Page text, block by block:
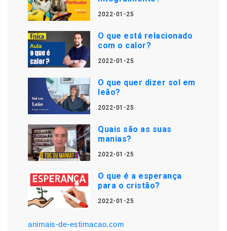
2022-01-25
O que está relacionado
com o calor?
2022-01-25
O que quer dizer sol em
leão?
2022-01-25
Quais são as suas
manias?
2022-01-25
O que é a esperança
para o cristão?
2022-01-25
animais-de-estimacao.com